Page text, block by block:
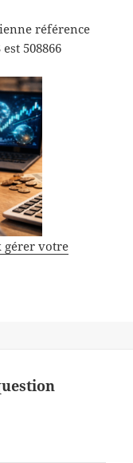
référence
508866
gérer votre